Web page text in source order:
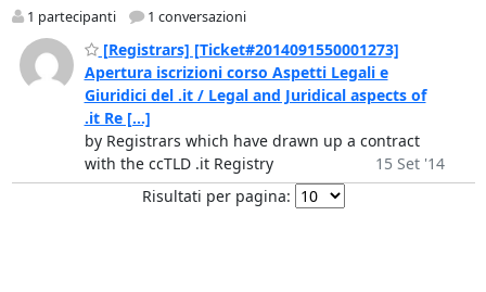
1 partecipanti 1 conversazioni
[Registrars] [Ticket#2014091550001273]
Apertura iscrizioni corso Aspetti Legali e
Giuridici del .it / Legal and Juridical aspects of
.it Re [...]
by Registrars which have drawn up a contract
with the ccTLD .it Registry
15 Set '14
Risultati per pagina: